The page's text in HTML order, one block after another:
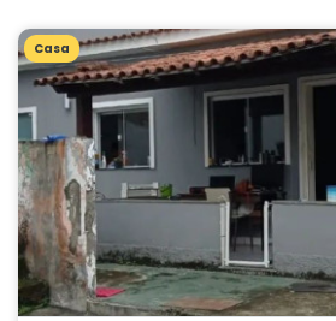
Casa